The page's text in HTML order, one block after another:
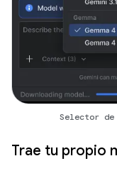
Selector de
Trae tu propio